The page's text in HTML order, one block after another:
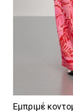
Εμπριμέ